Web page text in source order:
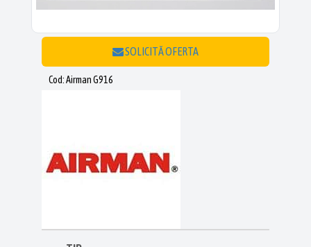
SOLICITĂ OFERTA
Cod: Airman G916